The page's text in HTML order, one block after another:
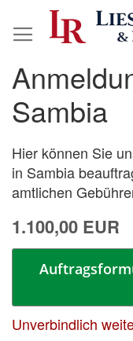
zum
Sambia
Hier können Sie
in Sambia
amtlichen
1.100,00 EUR
Unverbindlich
Zum
Ende
der
Bildergalerie
springen
Zum
Anfang
der
Bildergalerie
springen